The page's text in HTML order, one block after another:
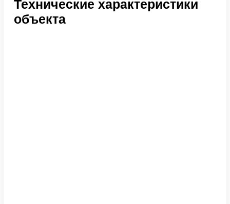
Технические характеристики
объекта